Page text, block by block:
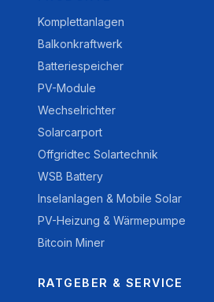
Komplettanlagen
Balkonkraftwerk
Batteriespeicher
PV-Module
Wechselrichter
Solarcarport
Offgridtec Solartechnik
WSB Battery
Inselanlagen & Mobile Solar
PV-Heizung & Wärmepumpe
Bitcoin Miner
RATGEBER & SERVICE